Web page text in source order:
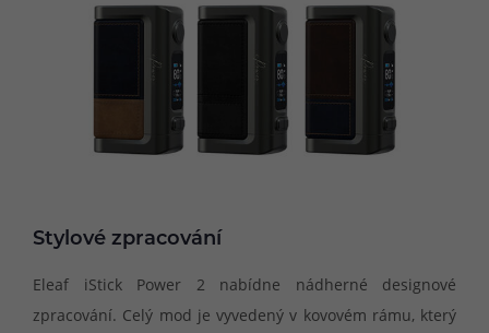
Stylové zpracování
Eleaf iStick Power 2 nabídne nádherné designové
zpracování. Celý mod je vyvedený v kovovém rámu, který